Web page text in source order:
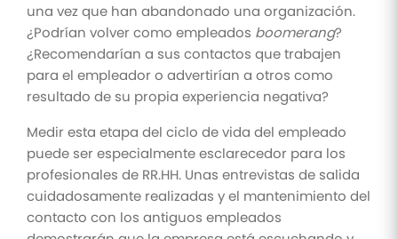
una vez que han abandonado una organización.
¿Podrían volver como empleados boomerang?
¿Recomendarían a sus contactos que trabajen
para el empleador o advertirían a otros como
resultado de su propia experiencia negativa?
Medir esta etapa del ciclo de vida del empleado
puede ser especialmente esclarecedor para los
profesionales de RR.HH. Unas entrevistas de salida
cuidadosamente realizadas y el mantenimiento del
contacto con los antiguos empleados